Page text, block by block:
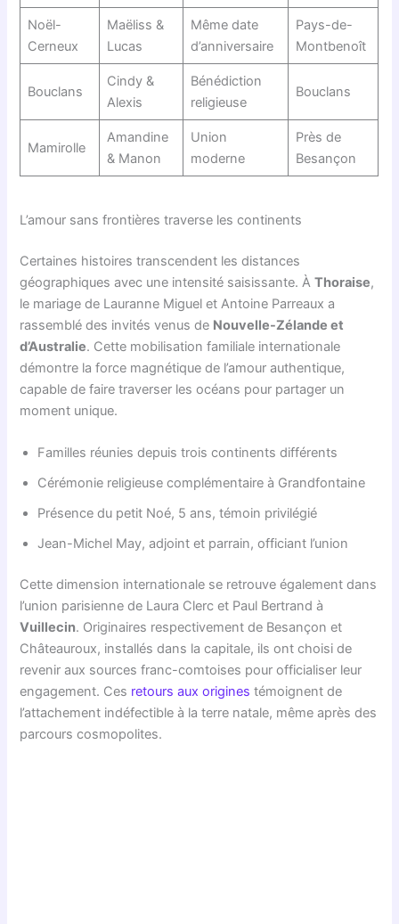
Noël-
Cerneux
Maëliss &
Lucas
Même date
d’anniversaire
Pays-de-
Montbenoît
Bouclans
Cindy &
Alexis
Bénédiction
religieuse
Bouclans
Mamirolle
Amandine
& Manon
Union
moderne
Près de
Besançon
L’amour sans frontières traverse les continents
Certaines histoires transcendent les distances
géographiques avec une intensité saisissante. ÀThoraise,
le mariage de Lauranne Miguel et Antoine Parreaux a
rassemblé des invités venus de Nouvelle-Zélande et
d’Australie. Cette mobilisation familiale internationale
démontre la force magnétique de l’amour authentique,
capable de faire traverser les océans pour partager un
moment unique.
Familles réunies depuis trois continents différents
Cérémonie religieuse complémentaire à Grandfontaine
Présence du petit Noé, 5 ans, témoin privilégié
Jean-Michel May, adjoint et parrain, officiant l’union
Cette dimension internationale se retrouve également dans
l’union parisienne de Laura Clerc et Paul Bertrand à
Vuillecin. Originaires respectivement de Besançon et
Châteauroux, installés dans la capitale, ils ont choisi de
revenir aux sources franc-comtoises pour officialiser leur
engagement. Ces retours aux origines témoignent de
l’attachement indéfectible à la terre natale, même après des
parcours cosmopolites.